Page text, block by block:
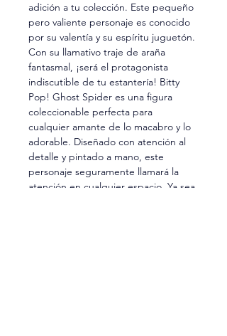
adición a tu colección. Este pequeño
pero valiente personaje es conocido
por su valentía y su espíritu juguetón.
Con su llamativo traje de araña
fantasmal, ¡será el protagonista
indiscutible de tu estantería! Bitty
Pop! Ghost Spider es una figura
coleccionable perfecta para
cualquier amante de lo macabro y lo
adorable. Diseñado con atención al
detalle y pintado a mano, este
personaje seguramente llamará la
atención en cualquier espacio. Ya sea